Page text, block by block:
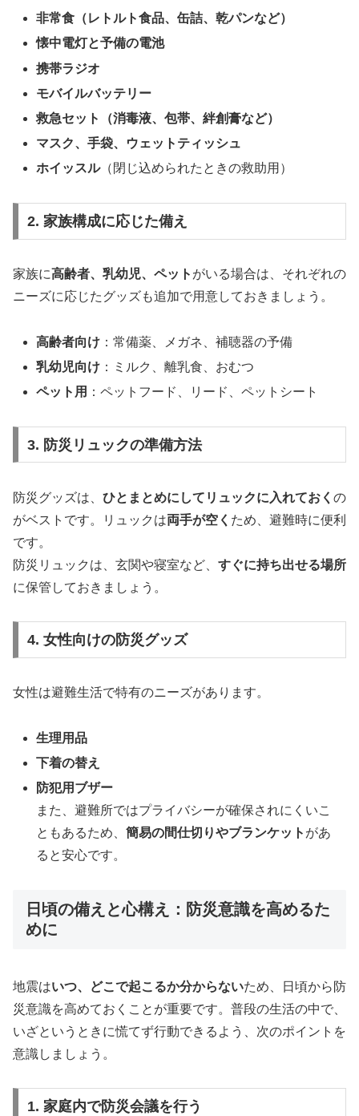
非常食（レトルト食品、缶詰、乾パンなど）
懐中電灯と予備の電池
携帯ラジオ
モバイルバッテリー
救急セット（消毒液、包帯、絆創膏など）
マスク、手袋、ウェットティッシュ
ホイッスル（閉じ込められたときの救助用）
2. 家族構成に応じた備え
家族に高齢者、乳幼児、ペット がいる場合は、それぞれの
ニーズに応じたグッズも追加で用意しておきましょう。
高齢者向け ：常備薬、メガネ、補聴器の予備
乳幼児向け ：ミルク、離乳食、おむつ
ペット用 ：ペットフード、リード、ペットシート
3. 防災リュックの準備方法
防災グッズは、 ひとまとめにしてリュックに入れておく の
がベストです。リュックは両手が空く ため、避難時に便利
です。
防災リュックは、玄関や寝室など、 すぐに持ち出せる場所
に保管しておきましょう。
4. 女性向けの防災グッズ
女性は避難生活で特有のニーズがあります。
生理用品
下着の替え
防犯用ブザー
また、避難所ではプライバシーが確保されにくいこ
ともあるため、簡易の間仕切りやブランケット があ
ると安心です。
日頃の備えと心構え：防災意識を高めるた
めに
地震はいつ、どこで起こるか分からないため、日頃から防
災意識を高めておくことが重要です。普段の生活の中で、
いざというときに慌てず行動できるよう、次のポイントを
意識しましょう。
1. 家庭内で防災会議を行う